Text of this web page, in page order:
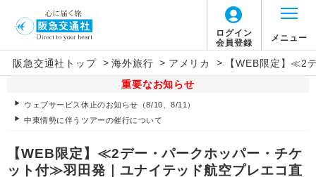
ログイン
会員登録
メニュー
阪急交通社トップ > 海外旅行 > アメリカ >
【WEB限定】≪2
重要なお知らせ
ウェブサービス休止のお知らせ（8/10、8/11）
中東情勢に伴うツアーの催行について
【WEB限定】≪2デー・パークホッパー・チケ
ット付≫羽田発｜ユナイテッド航空プレエコ直